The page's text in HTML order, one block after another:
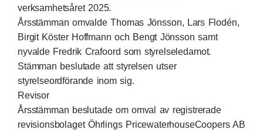
verksamhetsåret 2025.
Årsstämman omvalde Thomas Jönsson, Lars Flodén,
Birgit Köster Hoffmann och Bengt Jönsson samt
nyvalde Fredrik Crafoord som styrelseledamot.
Stämman beslutade att styrelsen utser
styrelseordförande inom sig.
Revisor
Årsstämman beslutade om omval av registrerade
revisionsbolaget Öhrlings PricewaterhouseCoopers AB